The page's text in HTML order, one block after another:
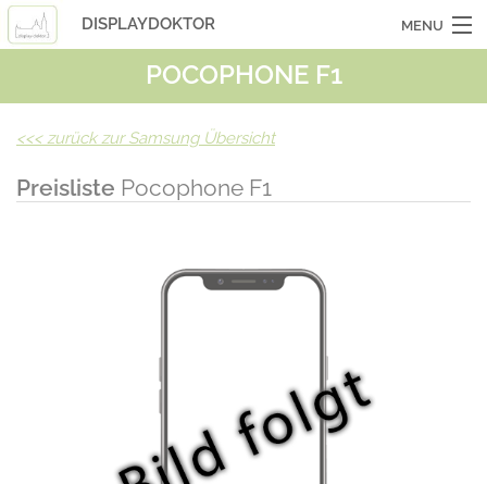
DISPLAYDOKTOR MENU
OCASSIONSGERÄTEPOCOPHONE F1
<<<zurück zur Samsung Übersicht
Preisliste Pocophone F1